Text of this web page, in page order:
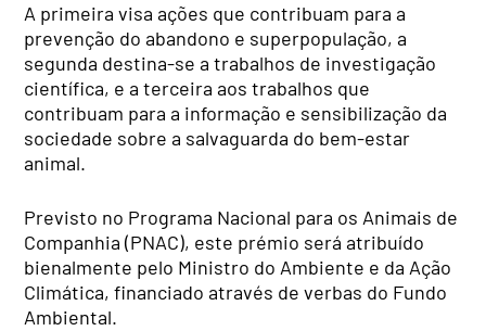
A primeira visa ações que contribuam para a
prevenção do abandono e superpopulação, a
segunda destina-se a trabalhos de investigação
científica, e a terceira aos trabalhos que
contribuam para a informação e sensibilização da
sociedade sobre a salvaguarda do bem-estar
animal.
Previsto no Programa Nacional para os Animais de
Companhia (PNAC), este prémio será atribuído
bienalmente pelo Ministro do Ambiente e da Ação
Climática, financiado através de verbas do Fundo
Ambiental.